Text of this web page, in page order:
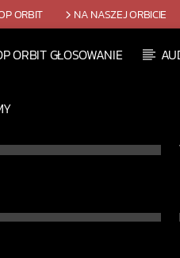
ORBIT NA NASZEJ ORBICIE
ORBIT GŁOSOWANIE